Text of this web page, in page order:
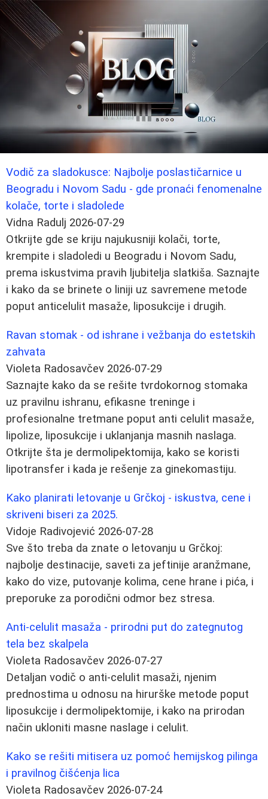
Vodič za sladokusce: Najbolje poslastičarnice u
Beogradu i Novom Sadu - gde pronaći fenomenalne
kolače, torte i sladolede
Vidna Radulj 2026-07-29
Otkrijte gde se kriju najukusniji kolači, torte,
krempite i sladoledi u Beogradu i Novom Sadu,
prema iskustvima pravih ljubitelja slatkiša. Saznajte
i kako da se brinete o liniji uz savremene metode
poput anticelulit masaže, liposukcije i drugih.
Ravan stomak - od ishrane i vežbanja do estetskih
zahvata
Violeta Radosavčev 2026-07-29
Saznajte kako da se rešite tvrdokornog stomaka
uz pravilnu ishranu, efikasne treninge i
profesionalne tretmane poput anti celulit masaže,
lipolize, liposukcije i uklanjanja masnih naslaga.
Otkrijte šta je dermolipektomija, kako se koristi
lipotransfer i kada je rešenje za ginekomastiju.
Kako planirati letovanje u Grčkoj - iskustva, cene i
skriveni biseri za 2025.
Vidoje Radivojević 2026-07-28
Sve što treba da znate o letovanju u Grčkoj:
najbolje destinacije, saveti za jeftinije aranžmane,
kako do vize, putovanje kolima, cene hrane i pića, i
preporuke za porodični odmor bez stresa.
Anti-celulit masaža - prirodni put do zategnutog
tela bez skalpela
Violeta Radosavčev 2026-07-27
Detaljan vodič o anti-celulit masaži, njenim
prednostima u odnosu na hirurške metode poput
liposukcije i dermolipektomije, i kako na prirodan
način ukloniti masne naslage i celulit.
Kako se rešiti mitisera uz pomoć hemijskog pilinga
i pravilnog čišćenja lica
Violeta Radosavčev 2026-07-24